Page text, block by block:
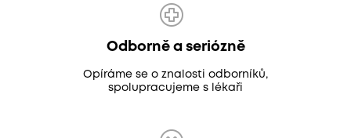
Odborně a seriózně
Opíráme se o znalosti odborníků,
spolupracujeme s lékaři